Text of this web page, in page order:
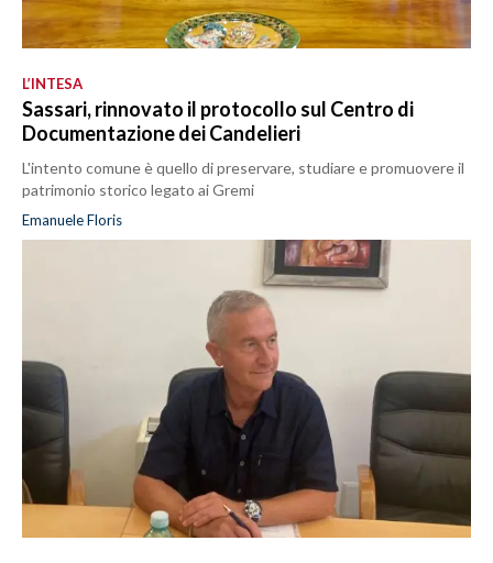
L’INTESA
Sassari, rinnovato il protocollo sul Centro di
Documentazione dei Candelieri
L'intento comune è quello di preservare, studiare e promuovere il
patrimonio storico legato ai Gremi
Emanuele Floris